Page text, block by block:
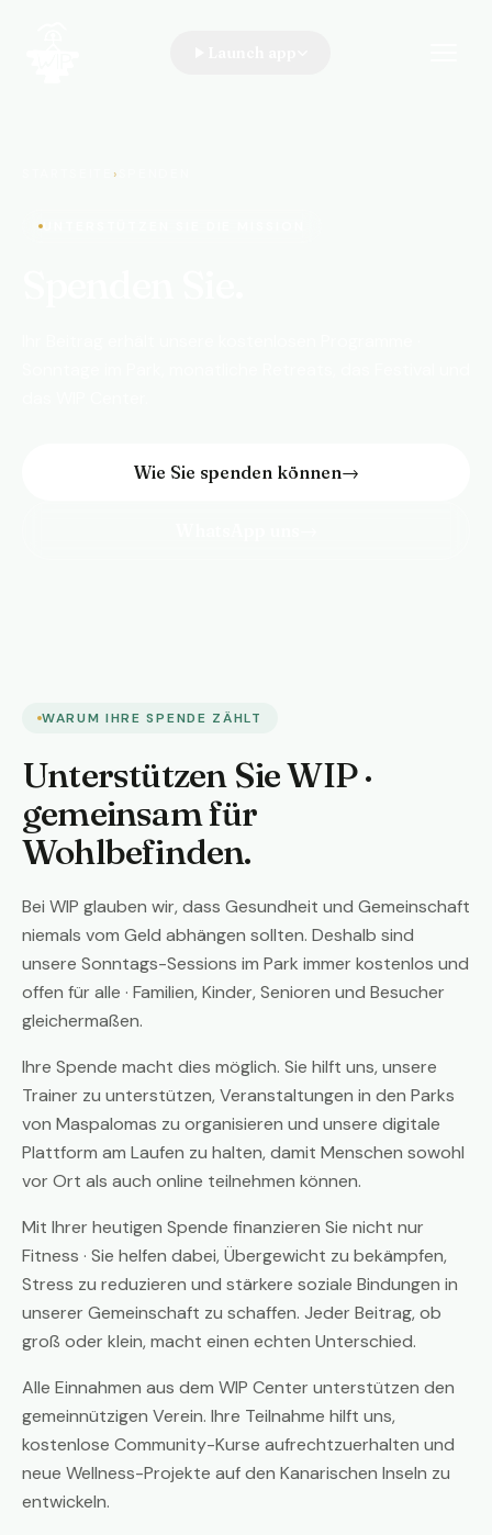
›
Wie Sie spenden können→
WARUM IHRE SPENDE ZÄHLT
Unterstützen Sie WIP ·
gemeinsam für
Wohlbefinden.
Bei WIP glauben wir, dass Gesundheit und Gemeinschaft
niemals vom Geld abhängen sollten. Deshalb sind
unsere Sonntags-Sessions im Park immer kostenlos und
offen für alle · Familien, Kinder, Senioren und Besucher
gleichermaßen.
Ihre Spende macht dies möglich. Sie hilft uns, unsere
Trainer zu unterstützen, Veranstaltungen in den Parks
von Maspalomas zu organisieren und unsere digitale
Plattform am Laufen zu halten, damit Menschen sowohl
vor Ort als auch online teilnehmen können.
Mit Ihrer heutigen Spende finanzieren Sie nicht nur
Fitness · Sie helfen dabei, Übergewicht zu bekämpfen,
Stress zu reduzieren und stärkere soziale Bindungen in
unserer Gemeinschaft zu schaffen. Jeder Beitrag, ob
groß oder klein, macht einen echten Unterschied.
Alle Einnahmen aus dem WIP Center unterstützen den
gemeinnützigen Verein. Ihre Teilnahme hilft uns,
kostenlose Community-Kurse aufrechtzuerhalten und
neue Wellness-Projekte auf den Kanarischen Inseln zu
entwickeln.